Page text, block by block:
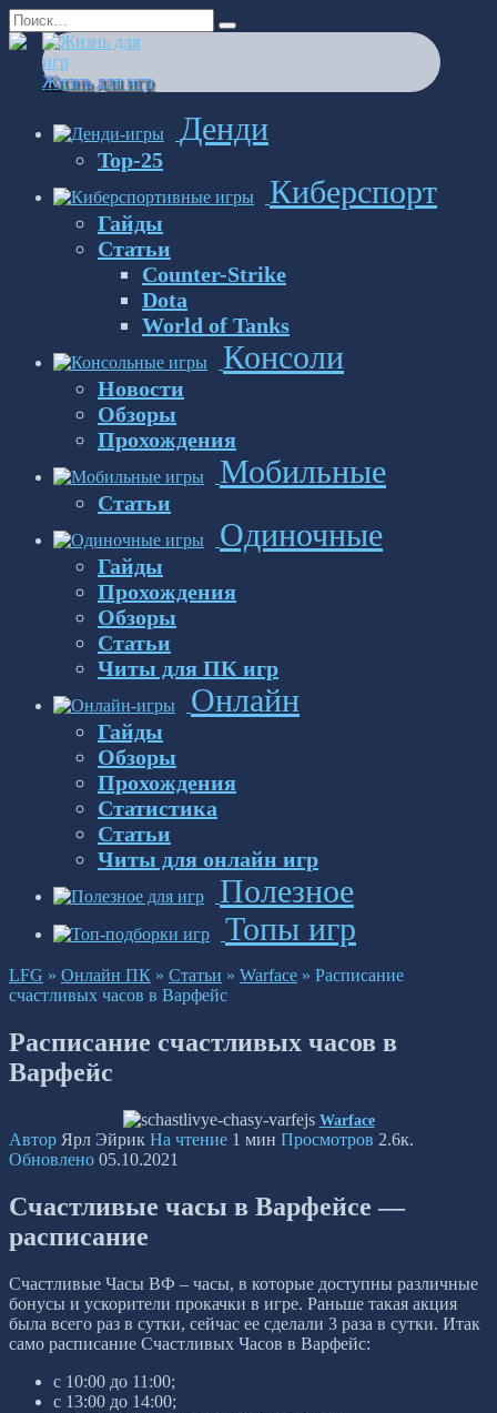
Перейти
к
содержанию
Search
for:
Жизнь для игр
Денди
Top-25
Киберспорт
Гайды
Статьи
Counter-Strike
Dota
World of Tanks
Консоли
Новости
Обзоры
Прохождения
Мобильные
Статьи
Одиночные
Гайды
Прохождения
Обзоры
Статьи
Читы для ПК игр
Онлайн
Гайды
Обзоры
Прохождения
Статистика
Статьи
Читы для онлайн игр
Полезное
Топы игр
LFG » Онлайн ПК » Статьи » Warface » Расписание
счастливых часов в Варфейс
Расписание счастливых часов в
Варфейс
Warface
Автор Ярл Эйрик На чтение 1 мин Просмотров 2.6к.
Обновлено 05.10.2021
Счастливые часы в Варфейсе —
расписание
Счастливые Часы ВФ – часы, в которые доступны различные
бонусы и ускорители прокачки в игре. Раньше такая акция
была всего раз в сутки, сейчас ее сделали 3 раза в сутки. Итак
само расписание Счастливых Часов в Варфейс:
с 10:00 до 11:00;
с 13:00 до 14:00;